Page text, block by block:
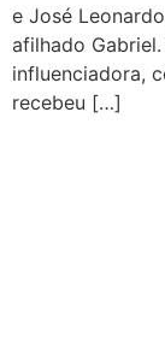
e José
afilhado
influenciadora,
recebeu […]